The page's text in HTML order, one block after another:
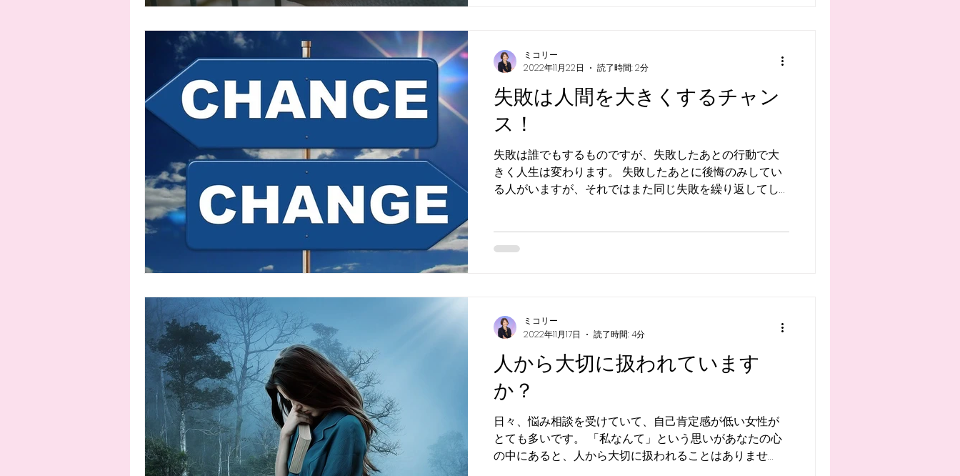
失敗は人間を大きくするチャン
ス！
失敗は誰でもするものですが、失敗したあとの行動で大
きく人生は変わります。 失敗したあとに後悔のみしてい
る人がいますが、それではまた同じ失敗を繰り返してし
ミコリー
2022年11月22日
読了時間: 2分
人から大切に扱われています
か？
日々、悩み相談を受けていて、自己肯定感が低い女性が
とても多いです。 「私なんて」という思いがあなたの心
の中にあると、人から大切に扱われることはありませ
ミコリー
2022年11月17日
読了時間: 4分